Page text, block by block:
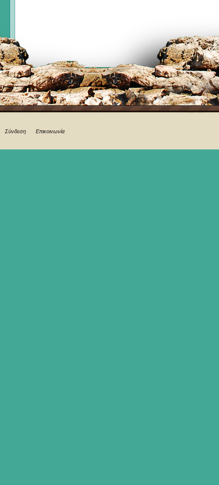
Σύνδεση Επικοινωνία